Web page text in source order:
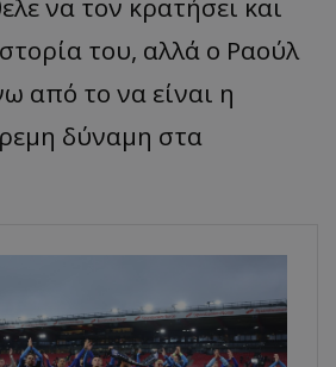
να τον κρατήσει και
του, αλλά ο Ραούλ
από το να είναι η
δύναμη στα